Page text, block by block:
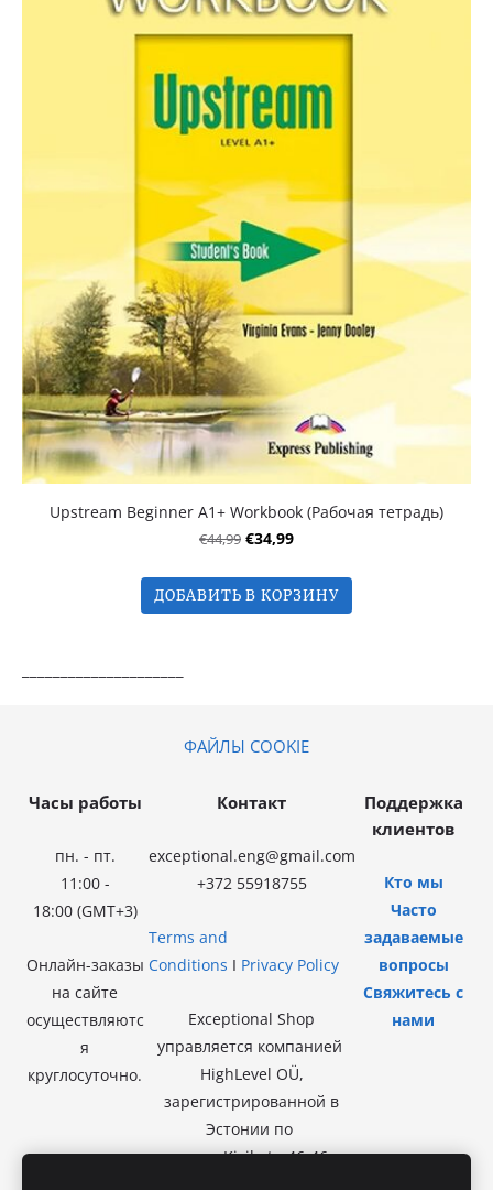
Upstream Beginner A1+ Workbook (Рабочая тетрадь)
€44,99 €34,99
ДОБАВИТЬ В КОРЗИНУ
ФАЙЛЫ COOKIE
Часы работы
пн. - пт.
11:00 -
18:00 (GMT+3)
Онлайн-заказы
на сайте
осуществляютс
я
круглосуточно.
Контакт
exceptional.eng@gmail.com
+372 55918755
Terms and
Conditions I Privacy Policy
Exceptional Shop
управляется компанией
HighLevel OÜ,
зарегистрированной в
Эстонии по
адресу Kivila tn 46-46,
Поддержка
клиентов
Кто мы
Часто
задаваемые
вопросы
Свяжитесь с
нами